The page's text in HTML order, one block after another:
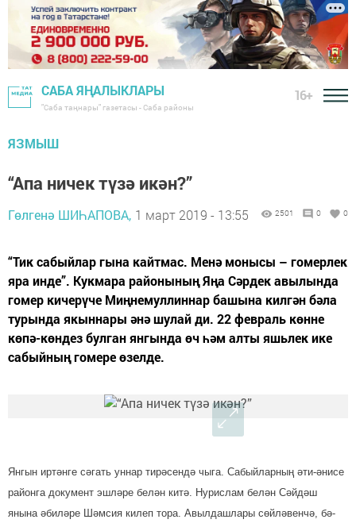
САБА ЯҢАЛЫКЛАРЫ
"Саба таңнары" газетасы - Саба районы
16+
ЯЗМЫШ
“Апа ничек түзә икән?”
Гөлгенә ШИҺАПОВА, 1 март 2019 - 13:55 2501 0 0
“Тик сабыйлар гына кайтмас. Менә монысы – гомерлек
яра инде”. Кукмара районының Яңа Сәрдек авылында
гомер кичерүче Миңнемуллиннар башына килгән бәла
турында якыннары әнә шулай ди. 22 февраль көнне
көпә-көндез булган янгында өч һәм алты яшьлек ике
сабыйның гомере өзелде.
Янгын иртәнге сәгать уннар тирәсендә чыга. Сабыйларның әти-әнисе
районга документ эшләре белән китә. Нурислам белән Сәй­дәш
янына әбиләре Шәмсия килеп тора. Авылдашлары сөйләвенчә, бә­